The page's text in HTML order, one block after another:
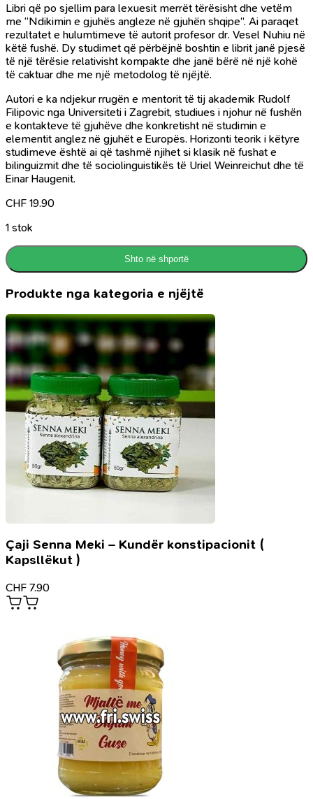
Libri që po sjellim para lexuesit merrët tërësisht dhe vetëm
me “Ndikimin e gjuhës angleze në gjuhën shqipe”. Ai paraqet
rezultatet e hulumtimeve të autorit profesor dr. Vesel Nuhiu në
këtë fushë. Dy studimet që përbëjnë boshtin e librit janë pjesë
të një tërësie relativisht kompakte dhe janë bërë në një kohë
të caktuar dhe me një metodolog të njëjtë.
Autori e ka ndjekur rrugën e mentorit të tij akademik Rudolf
Filipovic nga Universiteti i Zagrebit, studiues i njohur në fushën
e kontakteve të gjuhëve dhe konkretisht në studimin e
elementit anglez në gjuhët e Europës. Horizonti teorik i këtyre
studimeve është ai që tashmë njihet si klasik në fushat e
bilinguizmit dhe të sociolinguistikës të Uriel Weinreichut dhe të
Einar Haugenit.
CHF 19.90
1 stok
Shto në shportë
Produkte nga kategoria e njëjtë
Çaji Senna Meki – Kundër konstipacionit (
Kapsllëkut )
CHF 7.90